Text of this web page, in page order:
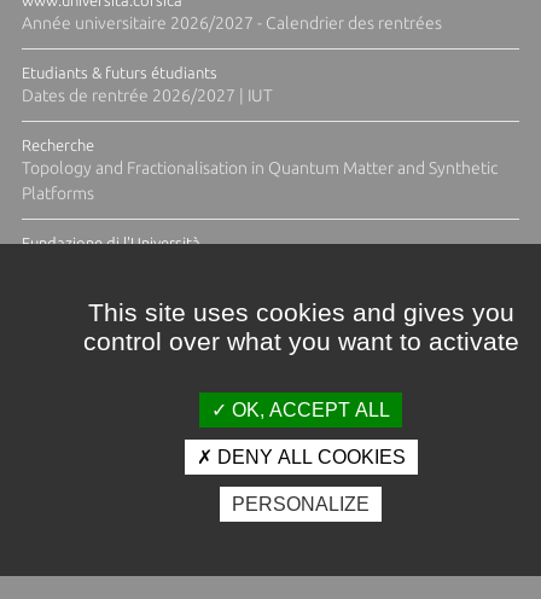
Année universitaire 2026/2027 - Calendrier des rentrées
Etudiants & futurs étudiants
Dates de rentrée 2026/2027 | IUT
Recherche
Topology and Fractionalisation in Quantum Matter and Synthetic
Platforms
Fundazione di l'Università
Crédits et mentions légales
Espace presse
Photothèque
This site uses cookies and gives you
control over what you want to activate
OK, ACCEPT ALL
DENY ALL COOKIES
PERSONALIZE